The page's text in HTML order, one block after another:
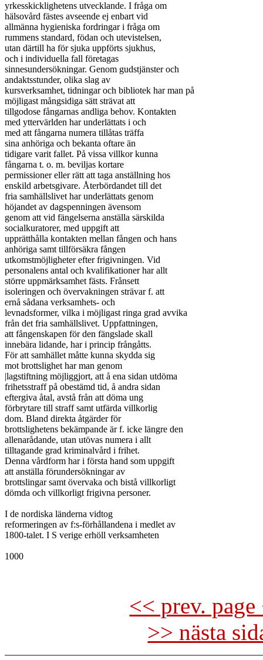
yrkesskicklighetens utvecklande. I fråga om
hälsovård fästes avseende ej enbart vid
allmänna hygieniska fordringar i fråga om
rummens standard, födan och utevistelsen,
utan därtill ha för sjuka uppförts sjukhus,
och i individuella fall företagas
sinnesundersökningar. Genom gudstjänster och
andaktsstunder, olika slag av
kursverksamhet, tidningar och bibliotek har man på
möjligast mångsidiga sätt strävat att
tillgodose fångarnas andliga behov. Kontakten
med yttervärlden har underlättats i och
med att fångarna numera tillåtas träffa
sina anhöriga och bekanta oftare än
tidigare varit fallet. På vissa villkor kunna
fångarna t. o. m. beviljas kortare
permissioner eller rätt att taga anställning hos
enskild arbetsgivare. Återbördandet till det
fria samhällslivet har underlättats genom
höjandet av dagspenningen ävensom
genom att vid fängelserna anställa särskilda
socialkuratorer, med uppgift att
upprätthålla kontakten mellan fången och hans
anhöriga samt tillförsäkra fången
utkomstmöjligheter efter frigivningen. Vid
personalens antal och kvalifikationer har allt
större uppmärksamhet fästs. Frånsett
isoleringen och övervakningen strävar f. att
ernå sådana verksamhets- och
levnadsformer, vilka i möjligast ringa grad avvika
från det fria samhällslivet. Uppfattningen,
att fångenskapen för den fängslade skall
innebära lidande, har i princip frångåtts.
För att samhället måtte kunna skydda sig
mot brottslighet har man genom
|lagstiftning möjliggjort, att å ena sidan utdöma
frihetsstraff på obestämd tid, å andra sidan
eftergiva åtal, avstå från att döma ung
förbrytare till straff samt utfärda villkorlig
dom. Bland direkta åtgärder för
brottslighetens bekämpande är f. icke längre den
allenarådande, utan utövas numera i allt
tilltagande grad kriminalvård i frihet.
Denna vårdform har i första hand som uppgift
att anställa förundersökningar av
brottslingar samt övervaka och bistå villkorligt
dömda och villkorligt frigivna personer.
I de nordiska länderna vidtog
reformeringen av f:s-förhållandena i medlet av
1800-talet. I S verige erhöll verksamheten
1000
<< prev.
>> nästa